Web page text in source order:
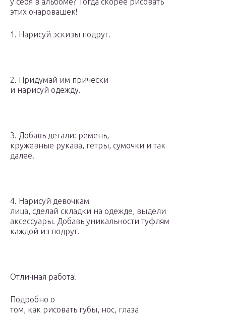
этих очаровашек!
1. Нарисуй эскизы подруг.
2. Придумай им прически
и нарисуй одежду.
3. Добавь детали: ремень,
кружевные рукава, гетры, сумочки и так
далее.
4. Нарисуй девочкам
лица, сделай складки на одежде, выдели
аксессуары. Добавь уникальности туфлям
каждой из подруг.
Отличная работа!
Подробно о
том, как рисовать губы, нос, глаза